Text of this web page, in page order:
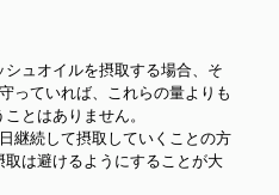
ュオイルを摂取する場合、そ
っていれば、これらの量よりも
とはありません。
継続して摂取していくことの方
は避けるようにすることが大